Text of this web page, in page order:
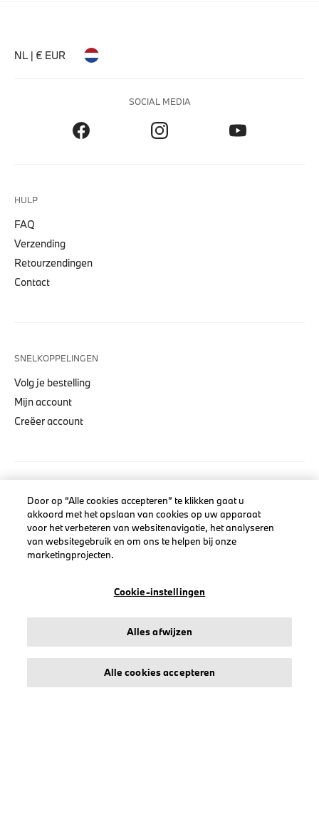
NL | € EUR
SOCIAL MEDIA
HULP
FAQ
Verzending
Retourzendingen
Contact
SNELKOPPELINGEN
Volg je bestelling
Mijn account
Creëer account
COLLECTIES
Heren
Dames
Petten
BMW M Motorsport
Door op “Alle cookies accepteren” te klikken gaat u
akkoord met het opslaan van cookies op uw apparaat
voor het verbeteren van websitenavigatie, het analyseren
van websitegebruik en om ons te helpen bij onze
marketingprojecten.
Cookie-instellingen
Alles afwijzen
Alle cookies accepteren